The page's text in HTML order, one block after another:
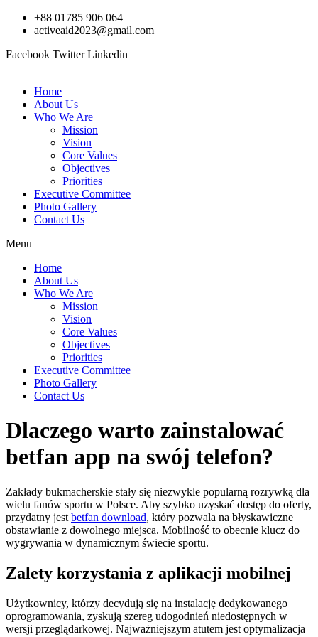
Skip
+88 01785 906 064
activeaid2023@gmail.com
Facebook Twitter Linkedin
Home
About Us
Who We Are
Mission
Vision
Core Values
Objectives
Priorities
Executive Committee
Photo Gallery
Contact Us
Menu
Home
About Us
Who We Are
Mission
Vision
Core Values
Objectives
Priorities
Executive Committee
Photo Gallery
Contact Us
Dlaczego warto zainstalować
betfan app na swój telefon?
Zakłady bukmacherskie stały się niezwykle popularną rozrywką dla
wielu fanów sportu w Polsce. Aby szybko uzyskać dostęp do oferty,
przydatny jest betfan download, który pozwala na błyskawiczne
obstawianie z dowolnego miejsca. Mobilność to obecnie klucz do
wygrywania w dynamicznym świecie sportu.
Zalety korzystania z aplikacji mobilnej
Użytkownicy, którzy decydują się na instalację dedykowanego
oprogramowania, zyskują szereg udogodnień niedostępnych w
wersji przeglądarkowej. Najważniejszym atutem jest optymalizacja